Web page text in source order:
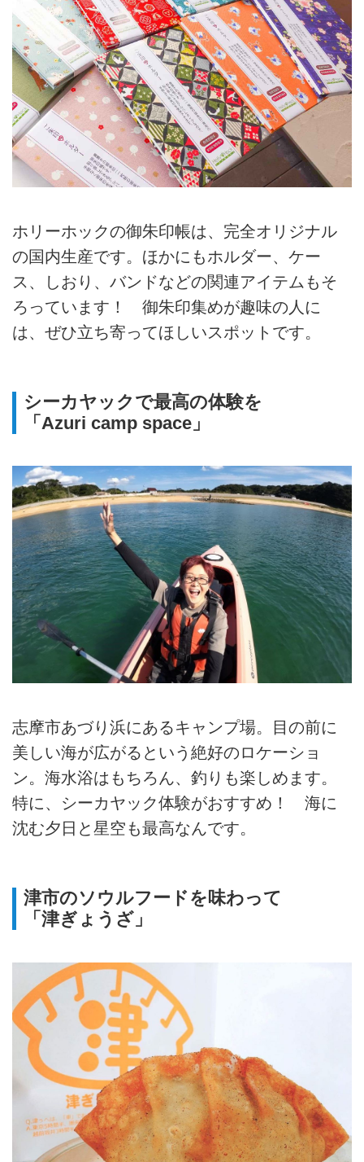
ホリーホックの御朱印帳は、完全オリジナル
の国内生産です。ほかにもホルダー、ケー
ス、しおり、バンドなどの関連アイテムもそ
ろっています！ 御朱印集めが趣味の人に
は、ぜひ立ち寄ってほしいスポットです。
シーカヤックで最高の体験を
「Azuri camp space」
志摩市あづり浜にあるキャンプ場。目の前に
美しい海が広がるという絶好のロケーショ
ン。海水浴はもちろん、釣りも楽しめます。
特に、シーカヤック体験がおすすめ！ 海に
沈む夕日と星空も最高なんです。
津市のソウルフードを味わって
「津ぎょうざ」